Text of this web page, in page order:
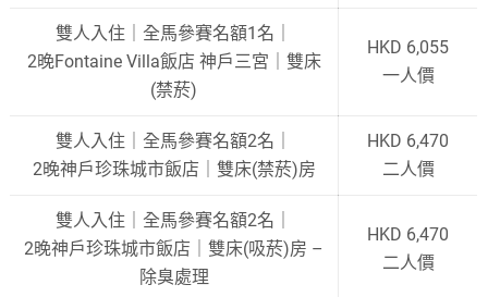
雙人入住｜全馬參賽名額1名｜
2晚Fontaine Villa飯店 神戶三宮｜雙床
(禁菸)
HKD 6,055
一人價
雙人入住｜全馬參賽名額2名｜
2晚神戶珍珠城市飯店｜雙床(禁菸)房
HKD 6,470
二人價
雙人入住｜全馬參賽名額2名｜
2晚神戶珍珠城市飯店｜雙床(吸菸)房 –
除臭處理
HKD 6,470
二人價